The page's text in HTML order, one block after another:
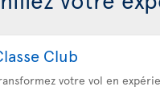
Club
votre vol en